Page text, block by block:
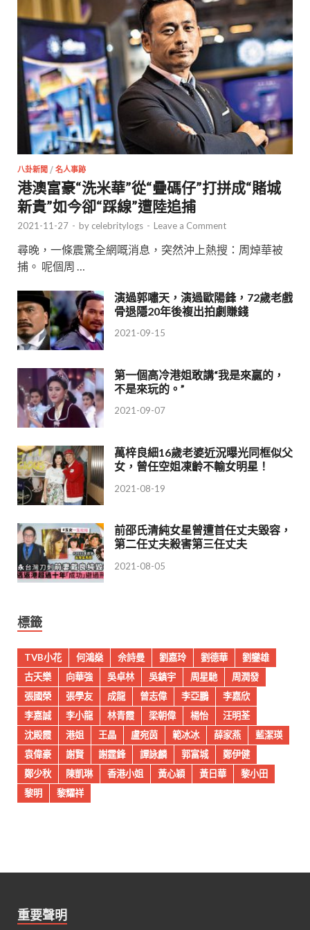
八卦新聞 / 名人事跡
港澳富豪“洗米華”從“疊碼仔”打拼成“賭城
新貴”如今卻“踩線”遭陸追捕
2021-11-27 - by celebritylogs - Leave a Comment
尋晚，一條震驚全網嘅消息，突然沖上熱搜：周焯華被
捕。 呢個周 …
演過郭嘯天，演過歐陽鋒，72歲老戲
骨退隱20年後複出拍劇賺錢
2021-09-15
第一個高冷港姐敢講“我是來贏的，
不是來玩的。”
2021-09-07
萬梓良細16歲老婆近況曝光同框似父
女，曾任空姐凍齡不輸女明星！
2021-08-19
前邵氏清純女星曾遭首任丈夫毀容，
第二任丈夫殺害第三任丈夫
2021-08-05
標籤
TVB小花 何鴻燊 佘詩曼 劉嘉玲 劉德華
劉鑾雄
古天樂
向華強 吳卓林 吳鎮宇 周星馳
周潤發
張國榮
張學友 成龍 曾志偉 李亞鵬
李嘉欣
李嘉誠
李小龍 林青霞 梁朝偉 楊怡
汪明荃
沈殿霞
港姐 王晶 盧宛茵 範冰冰 薛家燕
藍潔瑛
袁偉豪
謝賢 謝霆鋒 譚詠麟 郭富城
鄭伊健
鄭少秋
陳凱琳 香港小姐 黃心穎 黃日華
黎小田
黎明
黎耀祥
重要聲明